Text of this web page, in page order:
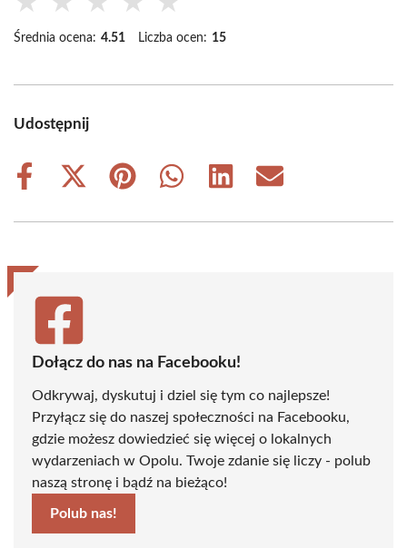
Średnia ocena: 4.51 Liczba ocen: 15
Udostępnij
Share
Share
(Twitter)
Share
Share
Share
Share
Dołącz do nas na Facebooku!
Odkrywaj, dyskutuj i dziel się tym co najlepsze!
Przyłącz się do naszej społeczności na Facebooku,
gdzie możesz dowiedzieć się więcej o lokalnych
wydarzeniach w Opolu. Twoje zdanie się liczy - polub
naszą stronę i bądź na bieżąco!
Polub nas!